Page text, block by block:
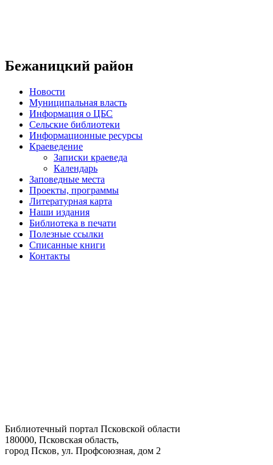
Бежаницкий район
Новости
Муниципальная власть
Информация о ЦБС
Сельские библиотеки
Информационные ресурсы
Краеведение
Записки краеведа
Календарь
Заповедные места
Проекты, программы
Литературная карта
Наши издания
Библиотека в печати
Полезные ссылки
Списанные книги
Контакты
Библиотечный портал Псковской области
180000, Псковская область,
город Псков, ул. Профсоюзная, дом 2